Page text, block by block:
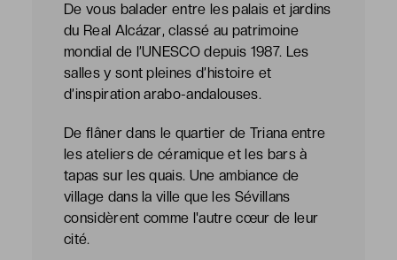
De vous balader entre les palais et jardins
du Real Alcázar, classé au patrimoine
mondial de l’UNESCO depuis 1987. Les
salles y sont pleines d’histoire et
d’inspiration arabo-andalouses.
De flâner dans le quartier de Triana entre
les ateliers de céramique et les bars à
tapas sur les quais. Une ambiance de
village dans la ville que les Sévillans
considèrent comme l'autre cœur de leur
cité.